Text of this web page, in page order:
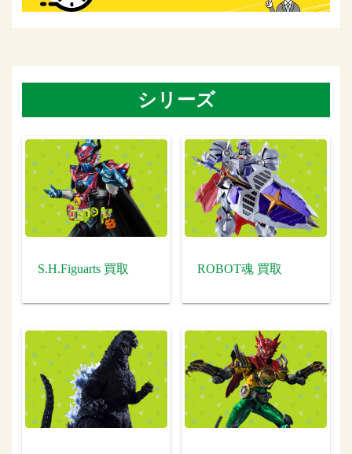
シリーズ
S.H.Figuarts 買取 ROBOT魂 買取